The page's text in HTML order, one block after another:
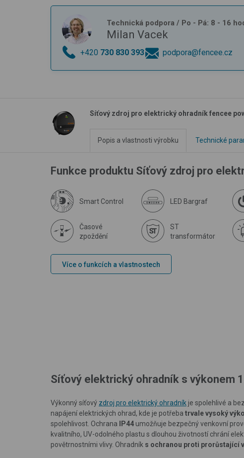
Technická podpora / Po - Pá: 8 - 16
Milan Vacek
+420 730 830 393 podpora@fencee.cz
Síťový zdroj pro elektrický ohradník fencee
Popis a vlastnosti výrobku Technické
Funkce produktu Síťový zdroj pro
Smart Control LED Bargraf
Časové
zpoždění
ST
transformátor
Více o funkcích a vlastnostech
Síťový elektrický ohradník s výkonem
Výkonný síťový zdroj pro elektrický ohradník je spolehlivé a
napájení elektrických ohrad, kde je potřeba trvale vysoký
spolehlivost Ochrana IP44 umožňuje bezpečný venkovní
kvalitního, UV-odolného plastu s dlouhou životností chrání
povětrnostními vlivy. Ohradník s ochranou proti prorůstající